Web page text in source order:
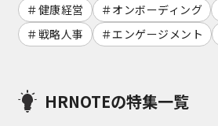
健康経営
オンボーディング
戦略人事
エンゲージメント
HRNOTEの特集一覧